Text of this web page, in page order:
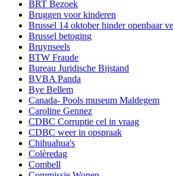
BRT Bezoek
Bruggen voor kinderen
Brussel 14 oktober hinder openbaar
Brussel betoging
Bruynseels
BTW Fraude
Bureau Juridische Bijstand
BVBA Panda
Bye Bellem
Canada- Pools museum Maldegem
Caroline Gennez
CDBC Corruptie cel in vraag
CDBC weer in opspraak
Chihuahua's
Colèredag
Combell